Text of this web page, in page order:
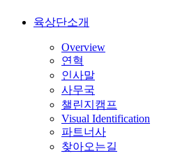
육상단소개
Overview
연혁
인사말
사무국
챌린지캠프
Visual Identification
파트너사
찾아오는길